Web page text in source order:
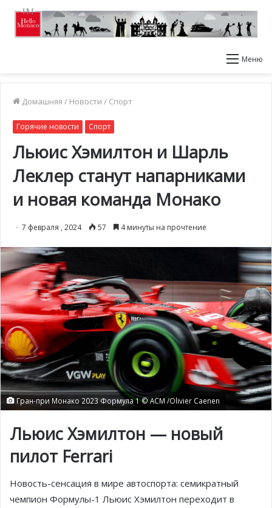
Меню
Домашняя / Новости / Спорт
Горячие новости Спорт
Льюис Хэмилтон и Шарль
Леклер станут напарниками
и новая команда Монако
7 февраля , 2024 57 4 минуты на прочтение
Гран-при Монако 2023 Формула 1 © ACM /Olivier Caenen
Льюис Хэмилтон — новый
пилот Ferrari
Новость-сенсация в мире автоспорта: семикратный
чемпион Формулы-1 Льюис Хэмилтон переходит в